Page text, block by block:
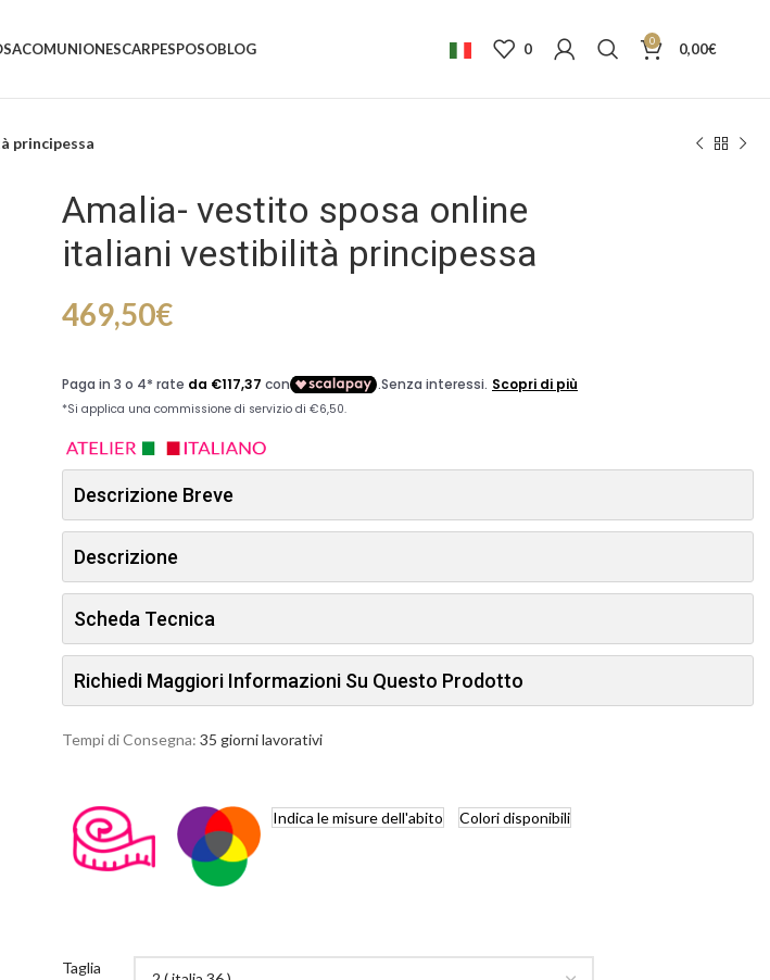
COMUNIONESCARPESPOSOBLOG 0 0 0,00€
principessa
Amalia- vestito sposa online
italiani vestibilità principessa
469,50€
Descrizione Breve
Descrizione
Scheda Tecnica
Richiedi Maggiori Informazioni Su Questo Prodotto
Tempi di Consegna: 35 giorni lavorativi
Indica le misure dell'abito Coloridisponibili
Taglia